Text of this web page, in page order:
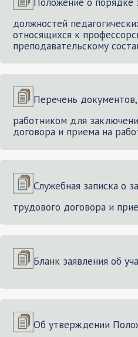
должностей
относящихся к
преподавательскому
Перечень
работником для
договора и приема на
Служебная записка о
трудового договора и
Бланк заявления об
Об утверждении